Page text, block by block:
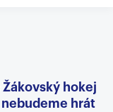
hokej
nebudeme hrát